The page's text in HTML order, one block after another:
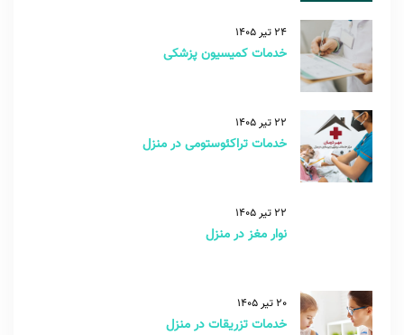
24 تیر 1405
خدمات کمیسیون پزشکی
22 تیر 1405
خدمات تراکئوستومی در منزل
22 تیر 1405
نوار مغز در منزل
20 تیر 1405
خدمات تزریقات در منزل